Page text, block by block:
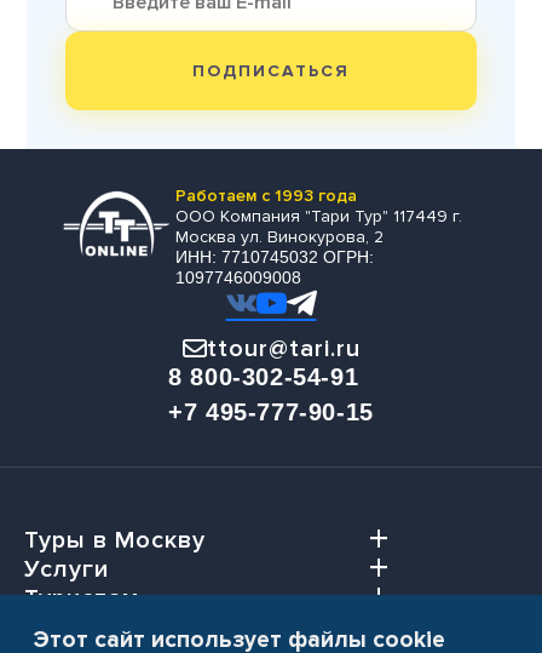
ПОДПИСАТЬСЯ
Работаем с 1993 года
ООО Компания "Тари Тур" 117449 г.
Москва ул. Винокурова, 2
ИНН: 7710745032 ОГРН:
1097746009008
ttour@tari.ru
8 800-302-54-91
+7 495-777-90-15
Туры в Москву
Услуги
Туристам
Агентствам
Этот сайт использует файлы cookie